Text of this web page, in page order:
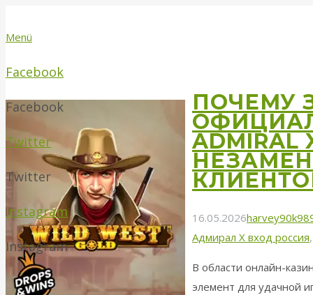
Menü
Facebook
Facebook
Twitter
Twitter
Instagram
Instagram
ПОЧЕМУ
ADMIRAL
16.05.2026
Адмирал Х вход россия
В области онлайн-
элемент для удачной